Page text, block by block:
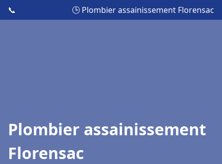
📞 🕒 Plombier assainissement Florensac
Plombier assainissement
Florensac